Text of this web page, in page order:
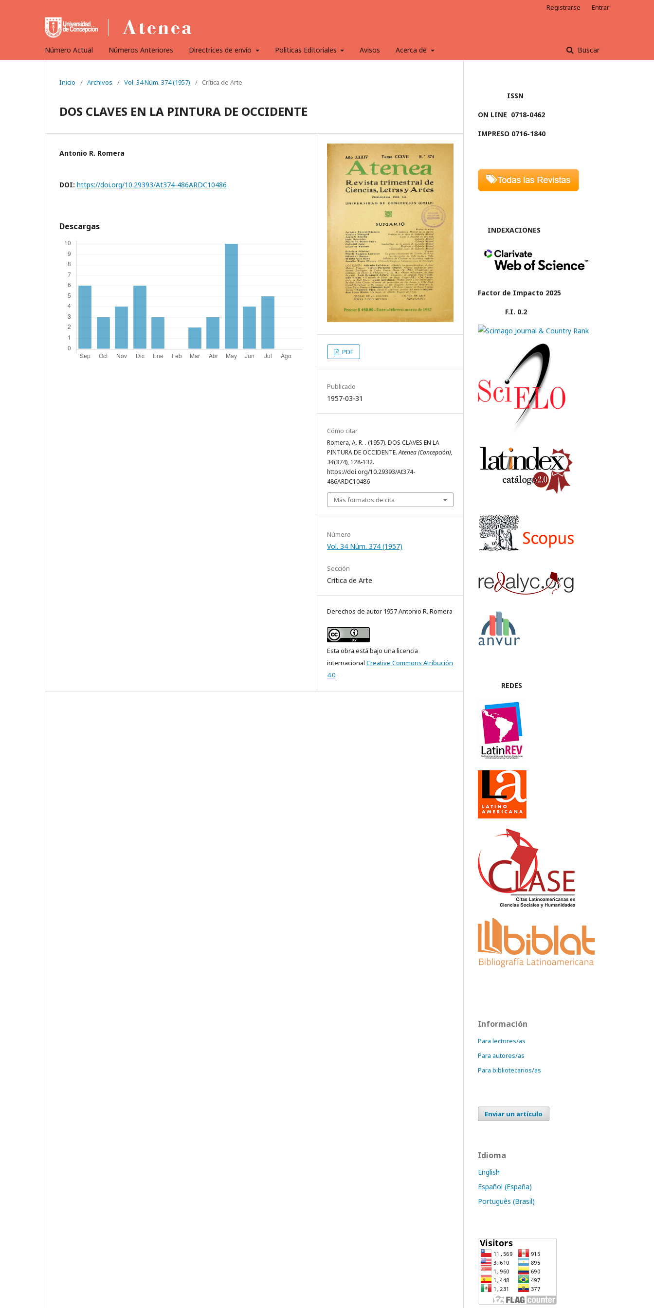
Número Actual Números Anteriores Directrices de envío Politicas Editoriales Avisos Acerca de Buscar
Registrarse Entrar
Inicio / Archivos / Vol. 34 Núm. 374 (1957) / Crítica de Arte
DOS CLAVES EN LA PINTURA DE OCCIDENTE
Antonio R. Romera
DOI: https://doi.org/10.29393/At374-486ARDC10486
Descargas
PDF
Publicado
1957-03-31
Cómo citar
Romera, A. R. . (1957). DOS CLAVES EN LA
PINTURA DE OCCIDENTE.Atenea (Concepción),
34(374), 128-132.
https://doi.org/10.29393/At374-
486ARDC10486
Más formatos de cita
Número
Vol. 34 Núm. 374 (1957)
Sección
Crítica de Arte
Derechos de autor 1957 Antonio R. Romera
Esta obra está bajo una licencia
internacional Creative Commons Atribución
4.0.
ISSN
ON LINE 0718-0462
IMPRESO 0716-1840
INDEXACIONES
Factor de Impacto 2025
F.I. 0.2
REDES
Información
Para lectores/as
Para autores/as
Para bibliotecarios/as
Enviar un artículo
Idioma
English
Español (España)
Português (Brasil)